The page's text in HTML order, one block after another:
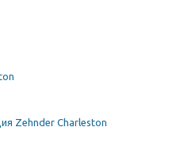
Zehnder Charleston